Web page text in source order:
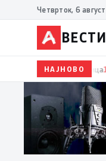
Четврток, 6
ВЕСТИ
НАЈНОВО15:20